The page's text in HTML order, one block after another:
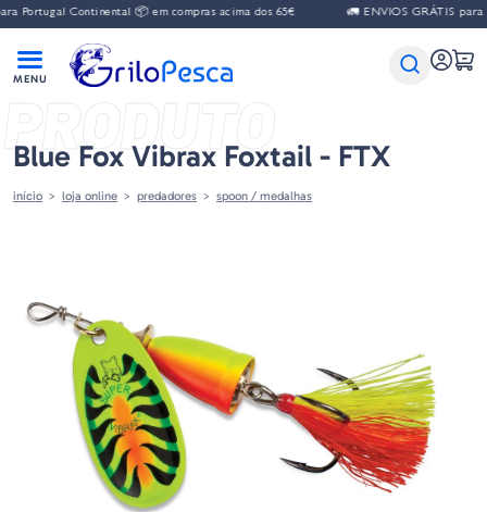
Portugal Continental 📦 em compras acima dos 65€ 🚛 ENVIOS GRÁTIS para
PRODUTO
Blue Fox Vibrax Foxtail - FTX
início loja online predadores spoon / medalhas